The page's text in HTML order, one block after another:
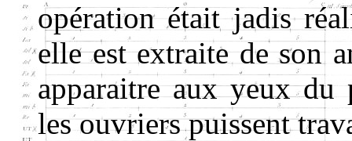
opération était jadis
elle est extraite de son
apparaitre aux yeux
les ouvriers puissent